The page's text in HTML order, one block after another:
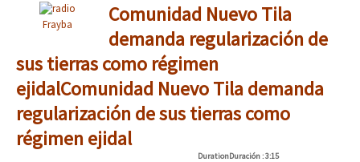
Frayba
Comunidad Nuevo Tila
demanda regularización de
sus tierras como régimen
ejidalComunidad Nuevo Tila demanda
regularización de sus tierras como
régimen ejidal
DurationDuración: 3:15